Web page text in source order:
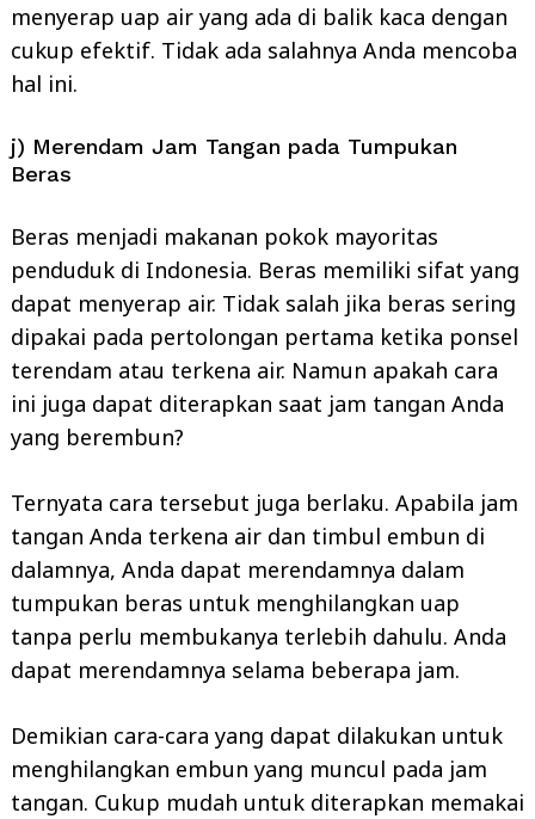
menyerap uap air yang ada di balik kaca dengan
cukup efektif. Tidak ada salahnya Anda mencoba
hal ini.
j) Merendam Jam Tangan pada Tumpukan
Beras
Beras menjadi makanan pokok mayoritas
penduduk di Indonesia. Beras memiliki sifat yang
dapat menyerap air. Tidak salah jika beras sering
dipakai pada pertolongan pertama ketika ponsel
terendam atau terkena air. Namun apakah cara
ini juga dapat diterapkan saat jam tangan Anda
yang berembun?
Ternyata cara tersebut juga berlaku. Apabila jam
tangan Anda terkena air dan timbul embun di
dalamnya, Anda dapat merendamnya dalam
tumpukan beras untuk menghilangkan uap
tanpa perlu membukanya terlebih dahulu. Anda
dapat merendamnya selama beberapa jam.
Demikian cara-cara yang dapat dilakukan untuk
menghilangkan embun yang muncul pada jam
tangan. Cukup mudah untuk diterapkan memakai